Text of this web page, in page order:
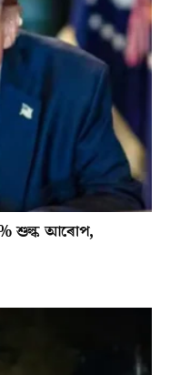
শুল্ক আৰোপ,